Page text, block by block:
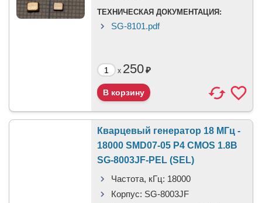
ТЕХНИЧЕСКАЯ ДОКУМЕНТАЦИЯ:
SG-8101.pdf
x 250₽
Кварцевый генератор 18 МГц -
18000 SMD07-05 P4 CMOS 1.8В
SG-8003JF-PEL (SEL)
Частота, кГц: 18000
Корпус: SG-8003JF